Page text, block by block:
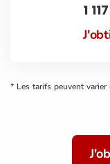
1 117
* Les tarifs peuvent